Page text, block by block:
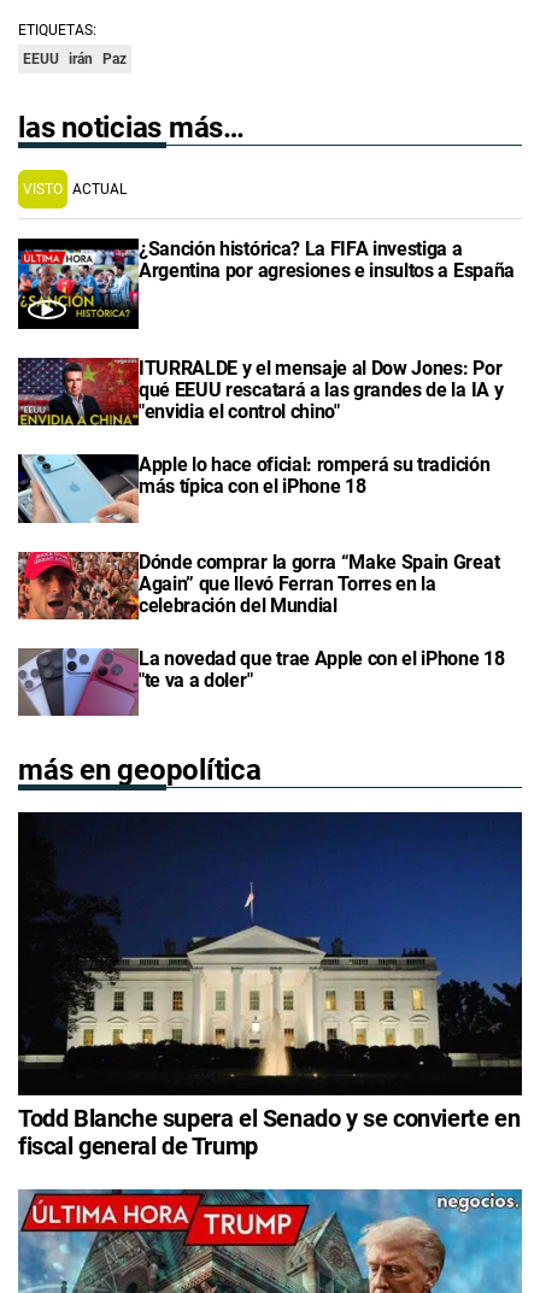
ETIQUETAS:
EEUU irán Paz
las noticias más…
VISTO ACTUAL
¿Sanción histórica? La FIFA investiga a
Argentina por agresiones e insultos a España
ITURRALDE y el mensaje al Dow Jones: Por
qué EEUU rescatará a las grandes de la IA y
"envidia el control chino"
Apple lo hace oficial: romperá su tradición
más típica con el iPhone 18
Dónde comprar la gorra “Make Spain Great
Again” que llevó Ferran Torres en la
celebración del Mundial
La novedad que trae Apple con el iPhone 18
"te va a doler"
más en geopolítica
Todd Blanche supera el Senado y se convierte en
fiscal general de Trump